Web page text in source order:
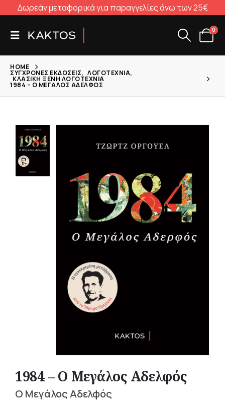
Δωρεάν μεταφορικά για παραγγελίες άνω των 25€
0
HOME
ΣΎΓΧΡΟΝΕΣ ΕΚΔΌΣΕΙΣ, ΛΟΓΟΤΕΧΝΊΑ,
ΚΛΑΣΙΚΉ ΞΈΝΗ ΛΟΓΟΤΕΧΝΊΑ
1984 – Ο ΜΕΓΆΛΟΣ ΑΔΕΛΦΌΣ
1984 – Ο Μεγάλος Αδελφός
Ο Μεγάλος Αδελφός